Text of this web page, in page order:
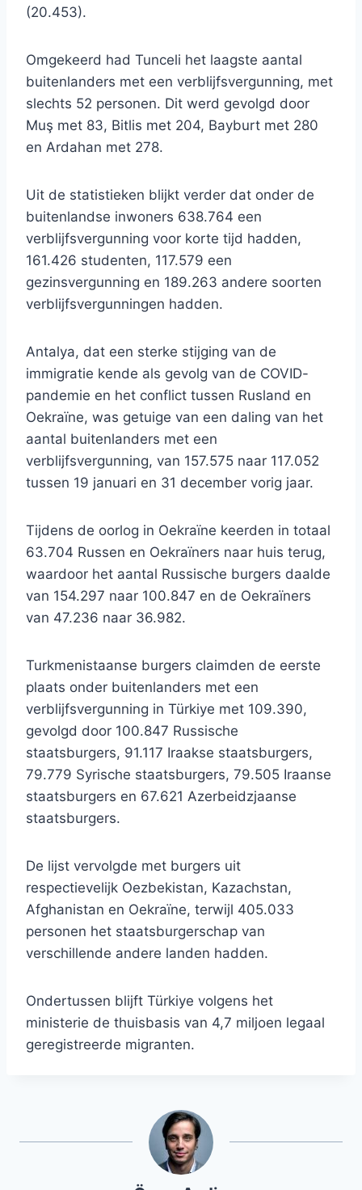
(20.453).
Omgekeerd had Tunceli het laagste aantal
buitenlanders met een verblijfsvergunning, met
slechts 52 personen. Dit werd gevolgd door
Muş met 83, Bitlis met 204, Bayburt met 280
en Ardahan met 278.
Uit de statistieken blijkt verder dat onder de
buitenlandse inwoners 638.764 een
verblijfsvergunning voor korte tijd hadden,
161.426 studenten, 117.579 een
gezinsvergunning en 189.263 andere soorten
verblijfsvergunningen hadden.
Antalya, dat een sterke stijging van de
immigratie kende als gevolg van de COVID-
pandemie en het conflict tussen Rusland en
Oekraïne, was getuige van een daling van het
aantal buitenlanders met een
verblijfsvergunning, van 157.575 naar 117.052
tussen 19 januari en 31 december vorig jaar.
Tijdens de oorlog in Oekraïne keerden in totaal
63.704 Russen en Oekraïners naar huis terug,
waardoor het aantal Russische burgers daalde
van 154.297 naar 100.847 en de Oekraïners
van 47.236 naar 36.982.
Turkmenistaanse burgers claimden de eerste
plaats onder buitenlanders met een
verblijfsvergunning in Türkiye met 109.390,
gevolgd door 100.847 Russische
staatsburgers, 91.117 Iraakse staatsburgers,
79.779 Syrische staatsburgers, 79.505 Iraanse
staatsburgers en 67.621 Azerbeidzjaanse
staatsburgers.
De lijst vervolgde met burgers uit
respectievelijk Oezbekistan, Kazachstan,
Afghanistan en Oekraïne, terwijl 405.033
personen het staatsburgerschap van
verschillende andere landen hadden.
Ondertussen blijft Türkiye volgens het
ministerie de thuisbasis van 4,7 miljoen legaal
geregistreerde migranten.